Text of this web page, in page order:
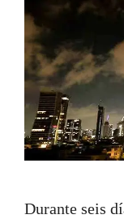
Durante seis